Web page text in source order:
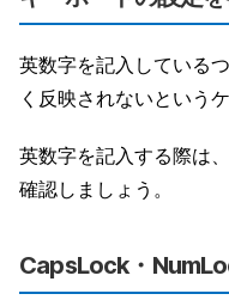
英数字を記入している
く反映されないという
英数字を記入する際は
確認しましょう。
CapsLock・